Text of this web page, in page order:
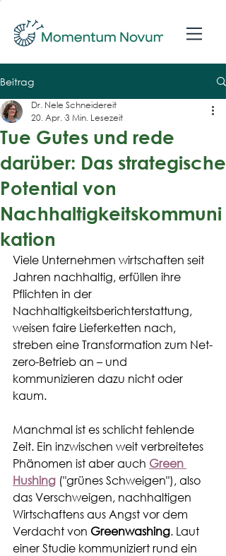
Beitrag
Tue Gutes und rede
darüber: Das strategische
Potential von
Nachhaltigkeitskommuni
kation
Dr. Nele Schneidereit
20. Apr. 3 Min. Lesezeit
Viele Unternehmen wirtschaften seit
Jahren nachhaltig, erfüllen ihre
Pflichten in der
Nachhaltigkeitsberichterstattung,
weisen faire Lieferketten nach,
streben eine Transformation zum Net-
zero-Betrieb an – und
kommunizieren dazu nicht oder
kaum.
Manchmal ist es schlicht fehlende
Zeit. Ein inzwischen weit verbreitetes
Phänomen ist aber auch Green
Hushing ("grünes Schweigen"), also
das Verschweigen, nachhaltigen
Wirtschaftens aus Angst vor dem
Verdacht von Greenwashing. Laut
einer Studie kommuniziert rund ein